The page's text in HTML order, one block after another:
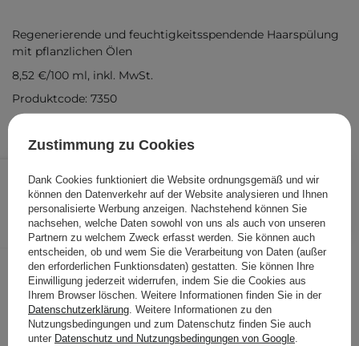
21,30 €
IN DEN WARENKORB
Regenerierende und feuchtigkeitsspendende Haarspülung
mit pflanzlichen Ölen
8,52 €/100 ml, inkl. MwSt.
Produktcode: 7350
Folgende Produkte wurden von
anderen Kunden geprüft
Zustimmung zu Cookies
Dank Cookies funktioniert die Website ordnungsgemäß und wir
können den Datenverkehr auf der Website analysieren und Ihnen
personalisierte Werbung anzeigen. Nachstehend können Sie
nachsehen, welche Daten sowohl von uns als auch von unseren
Partnern zu welchem Zweck erfasst werden. Sie können auch
entscheiden, ob und wem Sie die Verarbeitung von Daten (außer
den erforderlichen Funktionsdaten) gestatten. Sie können Ihre
Einwilligung jederzeit widerrufen, indem Sie die Cookies aus
Ihrem Browser löschen. Weitere Informationen finden Sie in der
Datenschutzerklärung . Weitere Informationen zu den
Nutzungsbedingungen und zum Datenschutz finden Sie auch
unter Datenschutz und Nutzungsbedingungen von Google